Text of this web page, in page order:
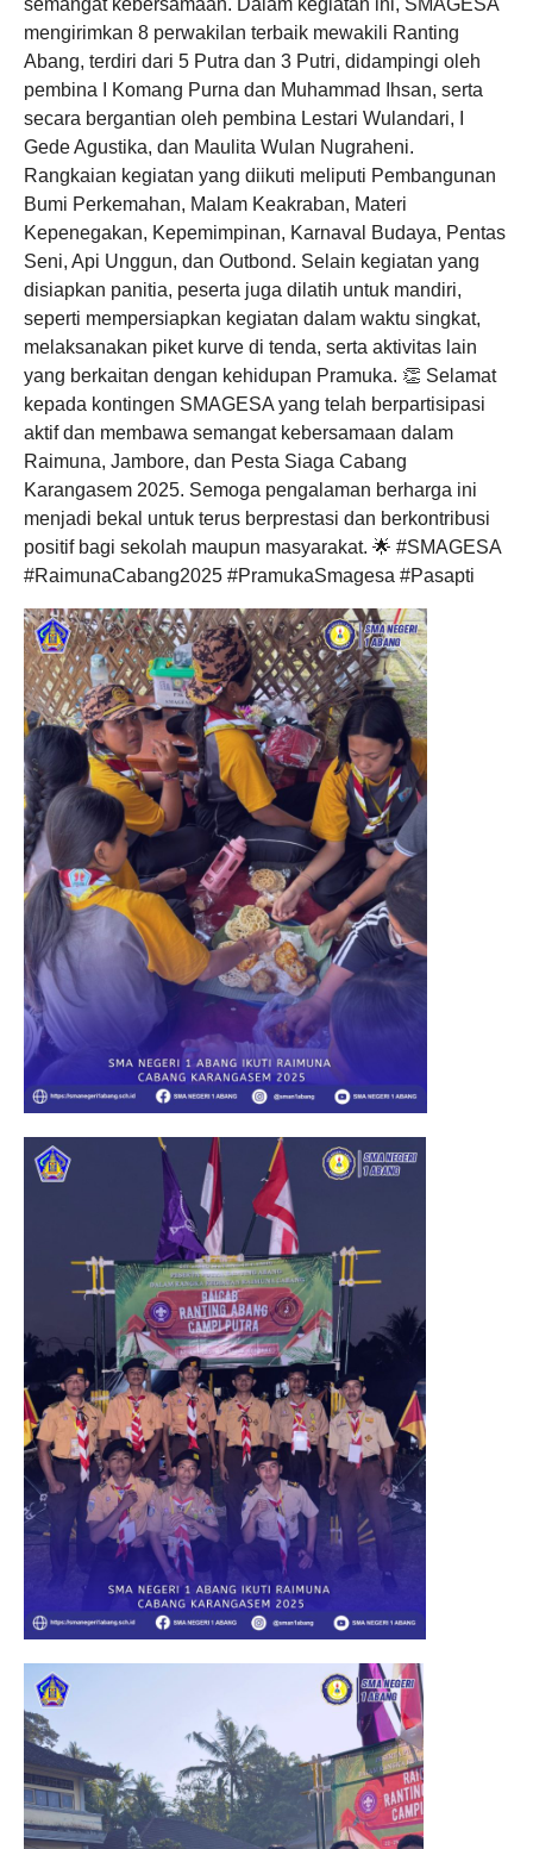
semangat kebersamaan. Dalam kegiatan ini, SMAGESA
mengirimkan 8 perwakilan terbaik mewakili Ranting
Abang, terdiri dari 5 Putra dan 3 Putri, didampingi oleh
pembina I Komang Purna dan Muhammad Ihsan, serta
secara bergantian oleh pembina Lestari Wulandari, I
Gede Agustika, dan Maulita Wulan Nugraheni.
Rangkaian kegiatan yang diikuti meliputi Pembangunan
Bumi Perkemahan, Malam Keakraban, Materi
Kepenegakan, Kepemimpinan, Karnaval Budaya, Pentas
Seni, Api Unggun, dan Outbond. Selain kegiatan yang
disiapkan panitia, peserta juga dilatih untuk mandiri,
seperti mempersiapkan kegiatan dalam waktu singkat,
melaksanakan piket kurve di tenda, serta aktivitas lain
yang berkaitan dengan kehidupan Pramuka. 👏 Selamat
kepada kontingen SMAGESA yang telah berpartisipasi
aktif dan membawa semangat kebersamaan dalam
Raimuna, Jambore, dan Pesta Siaga Cabang
Karangasem 2025. Semoga pengalaman berharga ini
menjadi bekal untuk terus berprestasi dan berkontribusi
positif bagi sekolah maupun masyarakat. 🌟 #SMAGESA
#RaimunaCabang2025 #PramukaSmagesa #Pasapti